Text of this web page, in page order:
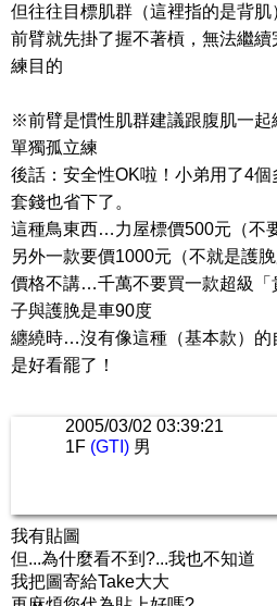
但往往目標肌群（這裡指的是背肌
前臂就先掛了握不著槓，無法繼續
練目的
※前臂是慣性肌群建議跟腹肌一起
單獨孤立練
後話：安全性OK啦！小弟用了4
套錢也省下了。
這種鳥東西…力屋標價500元（不
另外一款要價1000元（不就是護
價格不講…千萬不要買一款超級「
子與護脕是車90度
纏繞時…沒有像這種（基本款）的
是好看罷了！
2005/03/02 03:39:21
1F (GTI) 男
我有貼圖
但...為什麼看不到?...我也不知道
我把圖寄給Take大大